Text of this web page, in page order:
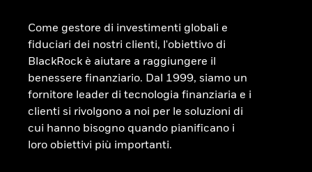
Come gestore di investimenti globali e
fiduciari dei nostri clienti, l'obiettivo di
BlackRock è aiutare a raggiungere il
benessere finanziario. Dal 1999, siamo un
fornitore leader di tecnologia finanziaria e i
clienti si rivolgono a noi per le soluzioni di
cui hanno bisogno quando pianificano i
loro obiettivi più importanti.